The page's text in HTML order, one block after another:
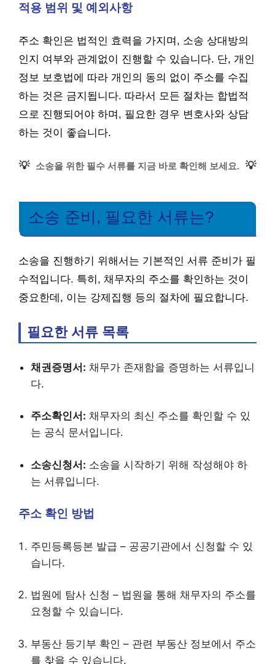
적용 범위 및 예외사항
주소 확인은 법적인 효력을 가지며, 소송 상대방의
인지 여부와 관계없이 진행할 수 있습니다. 단, 개인
정보 보호법에 따라 개인의 동의 없이 주소를 수집
하는 것은 금지됩니다. 따라서 모든 절차는 합법적
으로 진행되어야 하며, 필요한 경우 변호사와 상담
하는 것이 좋습니다.
💡 소송을 위한 필수 서류를 지금 바로 확인해 보세요. 💡
소송 준비, 필요한 서류는?
소송을 진행하기 위해서는 기본적인 서류 준비가 필
수적입니다. 특히, 채무자의 주소를 확인하는 것이
중요한데, 이는 강제집행 등의 절차에 필요합니다.
필요한 서류 목록
채권증명서: 채무가 존재함을 증명하는 서류입니
다.
주소확인서: 채무자의 최신 주소를 확인할 수 있
는 공식 문서입니다.
소송신청서: 소송을 시작하기 위해 작성해야 하
는 서류입니다.
주소 확인 방법
주민등록등본 발급 – 공공기관에서 신청할 수 있
습니다.
법원에 탐사 신청 – 법원을 통해 채무자의 주소를
요청할 수 있습니다.
부동산 등기부 확인 – 관련 부동산 정보에서 주소
를 찾을 수 있습니다.